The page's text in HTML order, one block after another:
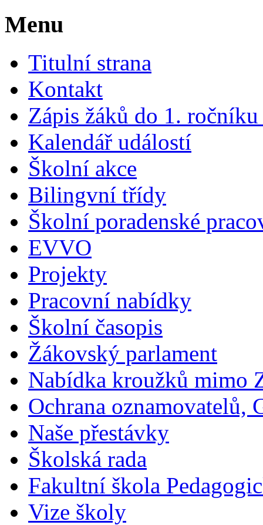
Menu
Titulní strana
Kontakt
Zápis žáků do 1.
Kalendář událostí
Školní akce
Bilingvní třídy
Školní poradenské
EVVO
Projekty
Pracovní nabídky
Školní časopis
Žákovský parlament
Nabídka kroužků mimo
Ochrana oznamovatelů,
Naše přestávky
Školská rada
Fakultní škola
Vize školy